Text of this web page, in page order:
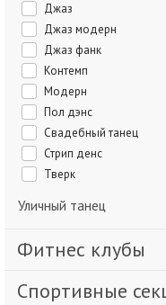
Джаз
Джаз модерн
Джаз фанк
Контемп
Модерн
Пол дэнс
Свадебный танец
Стрип денс
Тверк
Уличный танец
Фитнес клубы
Спортивные